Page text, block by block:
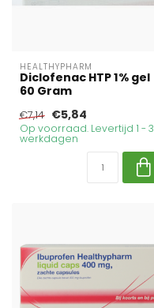
HEALTHYPHARM
Diclofenac HTP 1% gel
60 Gram
€7,14 €5,84
Op voorraad. Levertijd 1 - 3
werkdagen